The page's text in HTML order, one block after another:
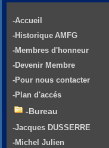
-Accueil
-Historique AMFG
-Membres d'honneur
-Devenir Membre
-Pour nous contacter
-Plan d'accés
-Bureau
-Jacques DUSSERRE
-Michel Julien